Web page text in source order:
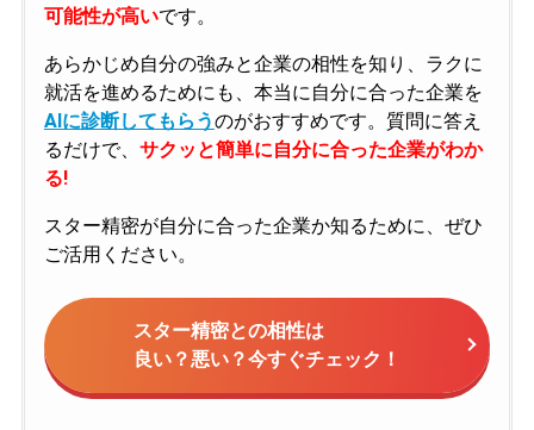
可能性が高いです。
あらかじめ自分の強みと企業の相性を知り、ラクに
就活を進めるためにも、本当に自分に合った企業を
AIに診断してもらうのがおすすめです。質問に答え
るだけで、 サクッと簡単に自分に合った企業がわか
る!
スター精密が自分に合った企業か知るために、ぜひ
ご活用ください。
スター精密との相性は
良い？悪い？今すぐチェック！